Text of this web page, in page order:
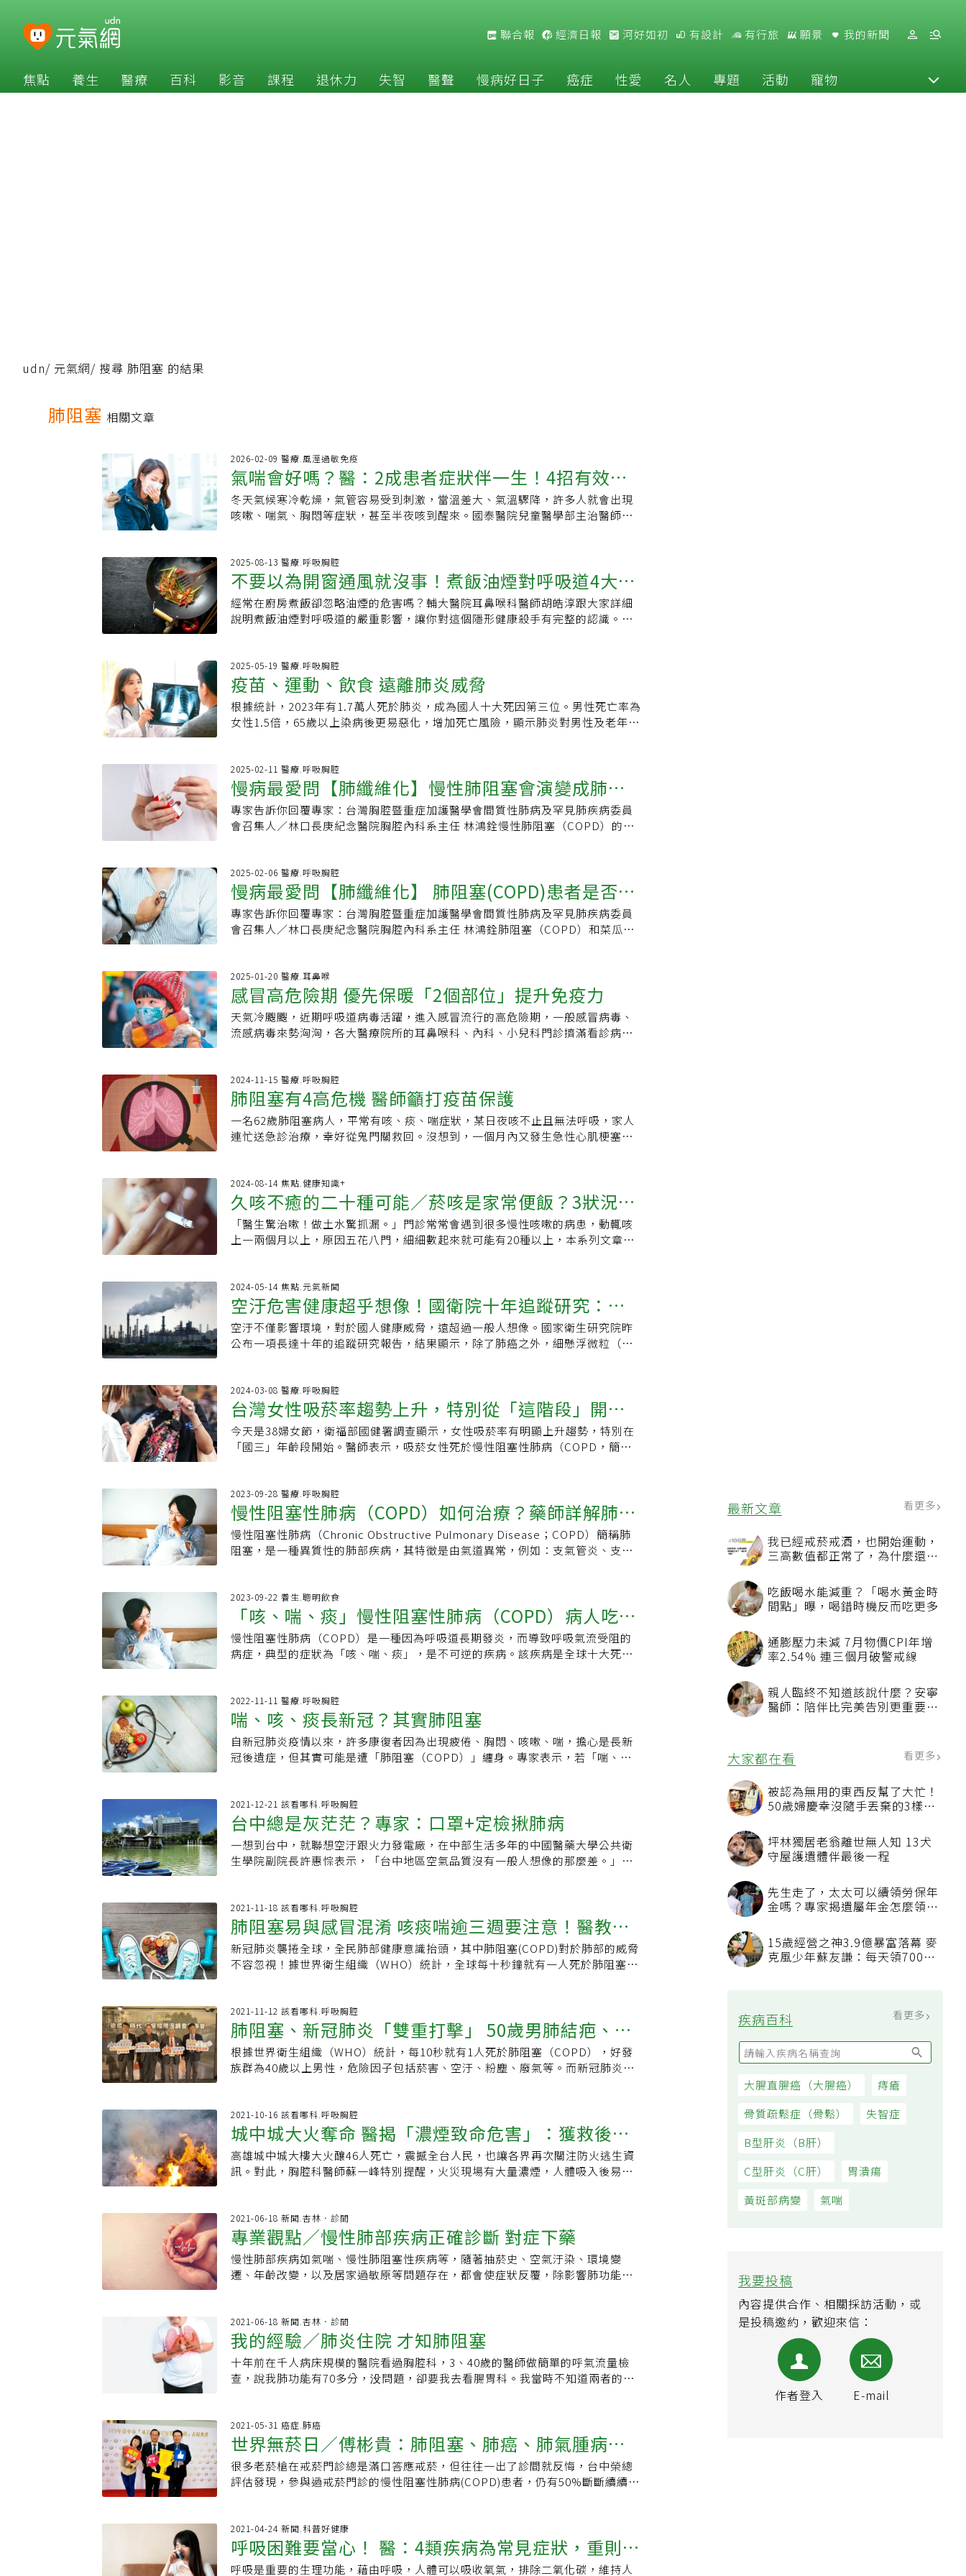
聯合報 經濟日報 河好如初 有設計 有行旅 願景 我的新聞
焦點 養生 醫療 百科 影音 課程 退休力 失智 醫聲 慢病好日子 癌症 性愛 名人 專題 活動 寵物
我已經戒菸戒酒，也開始運動，
三高數值都正常了，為什麼還不
能停藥？
吃飯喝水能減重？「喝水黃金時
間點」曝，喝錯時機反而吃更多
率2.54% 連三個月破警戒線
親人臨終不知道該說什麼？安寧
醫師：陪伴比完美告別更重要，
4句話值得及早說出口
被認為無用的東西反幫了大忙！
50歲婦慶幸沒隨手丟棄的3樣物
品
坪林獨居老翁離世無人知 13犬
守屋護遺體伴最後一程
先生走了，太太可以續領勞保年
金嗎？專家揭遺屬年金怎麼領，
udn/ 元氣網/ 搜尋 肺阻塞 的結果
肺阻塞 相關文章
2026-02-09 醫療.風溼過敏免疫
氣喘會好嗎？醫：2成患者症狀伴一生！4招有效防
氣喘發作
冬天氣候寒冷乾燥，氣管容易受到刺激，當溫差大、氣溫驟降，許多人就會出現
咳嗽、喘氣、胸悶等症狀，甚至半夜咳到醒來。國泰醫院兒童醫學部主治醫師洪
阻塞（COPD）。氣喘會好嗎？二成患者症狀伴一生氣喘是全球最重要的慢性疾
病之一，也是孩童最常見的慢性疾病，逾半患者長大後症狀會減輕或痊癒，但有2
至3成的兒童可能因未治療控制，一輩子都有氣喘問題。洪詩萍指出，氣喘會造成
呼吸道慢性發炎，在不同環境受到刺激而產生過度敏感反應，包括呼吸道平滑肌
收縮、黏膜腫脹、發炎細胞浸潤及發炎物質堆積，氣管吐氣受限而造成呼吸困
14.4%；國中二年級學童為12.4%。洪詩萍強調，氣喘的診斷及治療並不困難，
需要長期管理以達到控制良好，包括疾病正確認知、正確用藥、配合治療、持續
監控等4項重點，才能達到良好的氣喘控制。做到4件事有效防氣喘發作兒童氣喘
的治療，洪詩萍說，目前主要依據全球氣喘臨床照護指引GINA
醫師會依據病童的氣喘症狀嚴重度給予不同的處置策略。不論是成人或兒童氣
喘，要達到良好控制，洪詩萍強調，除了維持正確用藥控制，避免過敏原的接觸
及誘發因素也非常重要。生活中盡量避免接觸過敏原、注意室內及戶外的空氣品
質、忌冰冷及刺激食物、適度規律運動，才能有效減少氣喘發作。需規律用藥定
期回診氣喘的控制目標並非「沒有喘就不是氣喘」，治療目標包括減少日間及夜
保養藥物副作用極低，應在醫師指導下規律用藥，並定期回診追蹤，降低惡化風
險。治療氣喘藥物分3大類1.控制藥物：用於平日的氣管抗發炎控制、預防氣喘發
作及維持良好肺功能。2.緩解藥物：當症狀惡化或急性發作時，迅速改善氣管收
縮及急性發炎狀況。3.嚴重氣喘之附加藥物：改善患者的肺功能和生活品質。
2025-08-13 醫療.呼吸胸腔
不要以為開窗通風就沒事！煮飯油煙對呼吸道4大嚴
重影響 醫教有效保護措施
經常在廚房煮飯卻忽略油煙的危害嗎？輔大醫院耳鼻喉科醫師胡皓淳跟大家詳細
說明煮飯油煙對呼吸道的嚴重影響，讓你對這個隱形健康殺手有完整的認識。什
以及PM2.5細懸浮微粒。這些物質不僅會刺激呼吸道，長期吸入更會對肺部造成
嚴重損害。煮飯油煙對呼吸道的4大嚴重影響1.慢性咳嗽與咽喉炎：長期吸入油煙
會刺激上呼吸道黏膜，導致咽喉持續發炎。許多家庭主婦都有這種經驗：煮完飯
後喉嚨乾癢、不停咳嗽，聲音變得沙啞。油煙中的有害化學物質會破壞咽喉黏膜
的保護屏障，讓細菌更容易入侵，造成反覆感染。2.支氣管炎與氣喘惡化：油煙
油煙中的女性，罹患氣喘的風險比一般人高出3.5倍。3.肺功能衰退與肺阻塞：油
煙中的有毒物質會損害肺泡和支氣管壁，導致肺功能逐漸衰退。長期吸入會造成
肺部纖維化，出現症狀：呼吸困難、胸悶、活動耐力下降。許多從不吸菸的家庭
主婦，卻在中年後出現肺功能下降，油煙就是主要元兇之一。4.肺癌風險大幅增
長期暴露在高濃度油煙環境中的女性，罹患肺癌的風險比一般女性高出2-3倍，即
使她們從不吸菸！油煙的隱藏危險許多人以為只要開窗通風就沒問題，但其實油
煙中的有害物質非常細小，普通的窗戶通風根本無法完全排除。而且油煙會附著
在廚房的牆壁、櫃子、甚至衣物上，形成長期的污染源。預防保護措施如果你經
常在廚房煮飯，建議立即採取以下保護措施：安裝高效能抽油煙機、控制油溫避
功能。記住，廚房油煙的危害絕不亞於二手菸，千萬不要因為習以為常就忽略了
它的嚴重性。保護呼吸道健康，從改善廚房環境開始！(本文出自王竣平醫師臉書
粉絲專頁)
2025-05-19 醫療.呼吸胸腔
疫苗、運動、飲食 遠離肺炎威脅
根據統計，2023年有1.7萬人死於肺炎，成為國人十大死因第三位。男性死亡率為
女性1.5倍，65歲以上染病後更易惡化，增加死亡風險，顯示肺炎對男性及老年人
主要症狀為咳嗽、濃痰、氣促、胸痛，並可能伴隨發燒、寒顫、頭痛、食欲不振
等。部分患者會感到極度疲倦，胸部X光則可見肺部浸潤。高風險族群，包括65歲
以上或5歲以下、患有慢性病，如心臟病、肝病、慢性肺阻塞病、糖尿病等、有嗆
食問題、服用胃酸抑制劑、免疫力低下和認知障礙者，以及有不健康行為如抽菸
和過量飲酒的人。此外，秋冬季節也是呼吸道疾病的高發季節。診斷肺炎需要詳
作為鑑別診斷，有需要也會以胸腔超音波作為輔助診斷。如果懷疑是病毒性肺
炎，還需進行流感快篩和COVID-19快篩。治療方式，包含抗生素、化痰劑、支氣
管擴張劑、止痛退燒藥等。一般抗生素療程5至7天，嚴重病例則需7天以上。若為
病毒感染，則使用抗病毒藥物。醫師亦可能提供氧氣治療，並協助患者以深呼
口罩，減少與有呼吸道症狀者接觸；若有咳嗽或打噴嚏，應以紙巾或手肘遮擋。
戒菸、遠離二手菸及空汙，有助於降低肺炎風險。吞嚥困難者應注意進食姿勢，
避免嗆咳，並維持良好口腔衛生。均衡飲食、攝取足夠蛋白質及規律運動，有助
於提升免疫力。每天散步20至30分鐘，或進行簡易床上運動，皆可增強體力。流
感季節，高風險族群應盡早接種流感及肺炎鏈球菌疫苗。落實預防措施，才能有
2025-02-11 醫療.呼吸胸腔
慢病最愛問【肺纖維化】慢性肺阻塞會演變成肺纖
維化嗎？家人有抽菸，也燒香，會增加肺纖維化機
專家告訴你回覆專家：台灣胸腔暨重症加護醫學會間質性肺病及罕見肺疾病委員
會召集人／林口長庚紀念醫院胸腔內科系主任 林鴻銓慢性肺阻塞（COPD）的正
肺阻塞與肺纖維化兩種疾病的發生部位不一樣，並沒有明確的因果關係，兩者也
不一定互相影響。無論是抽菸、吸二手菸、燒香，或是暴露於空汙環境，都會增
加慢性肺阻塞與肺纖維化的發生機率，也都可能造成兩種疾病惡化，病患可能同
時擁有兩種疾病，一旦因接觸這些風險因子導致疾病惡化，不僅病患的症狀會加
重，生活也會更辛苦。另外，兩種疾病的症狀稍微有點差異，肺纖維化病患通常
提高警覺，當症狀持續三星期以上，須盡快到大醫院接受進一步檢查，以找出真
正原因。【慢病主題館】名家專欄台灣胸腔暨重症加護醫學會台灣胸腔暨重症加
護醫學會關心肺部疾病醫療照護最新資訊，並持續關注全球新興疫情，結合國內
外胸腔病科醫師，致力提高胸腔疾病暨重症醫療之診療、教學與研究水準。官方
步，還能提出問題，也會不定期提供醫療知識，讓我們一起勇敢面對疾病，與肺
纖維化共存！【慢病好日子】糖友早上出門太匆忙，不吃早餐會影響血糖控制
嗎？為什麼洗腎的人會便秘？有什麼助排便的好方法？提供最接近病友真實疑問
的慢病衛教資訊，與您一起好好過慢病日子！ 📍瀏覽專題&gt;&gt;慢病好日子主
題圈 📍觀看影音&gt;&gt;慢病好日子YouTube 📍專屬訂閱&gt;&gt;慢病好日子電
2025-02-06 醫療.呼吸胸腔
慢病最愛問【肺纖維化】 肺阻塞(COPD)患者是否都
是菜瓜布肺，如不是那比例有多少？
專家告訴你回覆專家：台灣胸腔暨重症加護醫學會間質性肺病及罕見肺疾病委員
會召集人／林口長庚紀念醫院胸腔內科系主任 林鴻銓肺阻塞（COPD）和菜瓜布
病發生的部位不一樣，並沒有明確因果關係。但由於上述兩種疾病的風險、惡化
因子很相似，像抽菸、空氣汙染、燒香、病毒感染等，都容易引發肺纖維化、肺
阻塞，或增加疾病惡化風險，因此病患也可能同時得到兩種疾病，共病比例依不
同研究、統計，從8%到67%不等。【慢病主題館】名家專欄台灣胸腔暨重症加護
醫學會台灣胸腔暨重症加護醫學會關心肺部疾病醫療照護最新資訊，並持續關注
肺纖維化（菜瓜布肺） 慢病好日子邀請病友及家屬加入社團，在這不但能了解其
他病友罹病經驗、生活小撇步，還能提出問題，也會不定期提供醫療知識，讓我
們一起勇敢面對疾病，與肺纖維化共存！【慢病好日子】糖友早上出門太匆忙，
不吃早餐會影響血糖控制嗎？為什麼洗腎的人會便秘？有什麼助排便的好方法？
閱&gt;&gt;慢病好日子電子報 📍追蹤加入&gt;&gt;慢病好日子-一起最愛問粉絲團
2025-01-20 醫療.耳鼻喉
感冒高危險期 優先保暖「2個部位」提升免疫力
天氣冷颼颼，近期呼吸道病毒活躍，進入感冒流行的高危險期，一般感冒病毒、
流感病毒來勢洶洶，各大醫療院所的耳鼻喉科、內科、小兒科門診擠滿看診病
邁指出，天冷時人體的確容易遭到感冒病毒或是流感病毒侵襲，兩者傳染途徑都
是經由飛沫與接觸傳染，傳播速度相當快，若感冒病人處在低溫環境時，其體內
的病毒毒性及傳染力都會增加，在農曆春節期間，也易因返鄉人潮，導致疫情升
溫。天冷 影響鼻腔免疫功能常見的感冒是指有上呼吸道症狀的疾病，包括咳嗽、
喉嚨痛、流鼻水等，很少會發燒、全身倦怠等不舒服；流感則是由流感病毒所引
柳雱邁表示，天冷時鼻黏膜因為接觸到冷空氣，鼻腔血管收縮下，會讓鼻黏膜分
泌鼻黏液的功能受到影響，彷彿人體的免疫大軍無法及時抵達現場作戰。他解
釋，鼻黏膜是靠細胞外囊泡吸附外來入侵的病毒，避免病毒攻擊其他細胞，是鼻
腔免疫功能的第一道防線，但因只要細胞外囊泡分泌減少，就會讓免疫功能下
會弱化。過敏 沒處理小心變感冒常過敏的人，免疫系統蠟燭兩頭燒，感冒會比較
嚴重，或是病程較久；反之，若患者沒有過敏威脅要處理時，免疫系統兵力較為
充沛，外來入侵病毒無法長驅直入，較不容易感冒。很多小朋友出現打噴嚏、流
鼻水、鼻子癢等症狀時，讓不少家長無法分辨孩子究竟是過敏還是感冒了。柳雱
邁說，其實往往一開始可能是過敏，但因為沒有得到妥善處理照顧，導致免疫功
空氣，以減少過敏發生的機會，也提升鼻黏膜免疫力，進而預防感冒。柳雱邁
說，一般感冒多為發燒、咳嗽、打噴嚏、流鼻水等症狀，不會直接攻擊心臟，但
感冒也可能引發全身性發炎反應，影響心血管功能，如血壓上升、心搏過快等，
會增加心臟負擔。若是感冒合併心肌炎，則可能攻擊心肌組織，嚴重會導致心臟
2024-11-15 醫療.呼吸胸腔
肺阻塞有4高危機 醫師籲打疫苗保護
一名62歲肺阻塞病人，平常有咳、痰、喘症狀，某日夜咳不止且無法呼吸，家人
連忙送急診治療，幸好從鬼門關救回。沒想到，一個月內又發生急性心肌梗塞險
疾病機率。肺阻塞是一種慢性疾病，且無法根治。柯信國說，肺阻塞病人正面臨
高死亡率、高住院率、高惡化率、高共病率的「四高危機」，建議應從提升疾病
診斷與照護品質著手改善，避免變成嚴重肺阻塞，讓病程進入呼吸衰竭。肺阻塞
應該邁向優化治療品質階段，從疫苗、戒菸、營養、復健等多方面照護介入，降
低四高風險。台灣胸腔暨重症加護醫學會最新「台灣肺阻塞風險暨照護普查」結
險也增加4.4倍，顯示肺阻塞不只是呼吸問題。肺阻塞及心血管疾病雖然是二個不
同系統的疾病，其共同危險因子「吸菸」會加重原本的胸腔問題及心臟病。台灣
胸腔暨重症加護醫學會秘書長周昆達指出，咳、痰、喘甚至胸悶等症狀全部混在
一起時，許多人會以為只是感冒、氣喘或其他呼吸道疾病，忽略心肺發出的警
苗比未接種疫苗的病人，中重度惡化風險降低了13%。建議吸菸、65歲以上長
輩，每年施打流感及肺炎鏈球菌疫苗，減少肺阻塞急性發作。
2024-08-14 焦點.健康知識+
久咳不癒的二十種可能／菸咳是家常便飯？3狀況出
現變肺阻塞！不積極治療肺功能會驟降
「醫生驚治嗽！做土水驚抓漏。」門診常常會遇到很多慢性咳嗽的病患，動輒咳
上一兩個月以上，原因五花八門，細細數起來就可能有20種以上，本系列文章，
科別】建議科別：胸腔內科六十幾歲圓圓壯壯的大塊頭大哥，被隔壁的心臟科醫
師轉過來，原因是他跟心臟科醫師說他咳嗽好幾年了，能不能開個藥給他。這位
大哥有高血壓和糖尿病，平常每天要兩包菸，抽三四十年了。這咳嗽也是老問題
了，他也不以為意，反正抽菸的人哪有不咳兩聲的，菸咳菸咳，加上有點菸痰，
對老菸槍而言是家常便飯。只是最近咳嗽越來越頻繁，咳到胸口有點緊緊的，有
樓梯愈來愈困難仔細詢問起來，這位大哥之前感冒時都會咳很久，有時候胸口還
會聽到有點像吹口哨的高頻哮鳴音。他本身沒有氣喘病史，平常也不覺得喘，只
是爬樓梯時，好像不像以前一樣可以連續爬好幾樓，兩樓後就會有點喘，需要休
息。常常會覺得胸口悶悶癢癢的，不咳一下不舒服。胸部X光檢查上發現他的肺部
pulmonary disease (COPD)，2016年開始簡稱作肺阻塞。很多病人初診斷都不
太懂這是什麼，打個比方，如果糖尿病是胰臟的慢性病，高血壓是心血管的慢性
病，肺阻塞就是肺部的慢性病，需要好好地控制和保養，避免疾病惡化和功能繼
續快速下降。比起高血壓糖尿病未控制的中風心肌梗塞等風險，肺阻塞惡化最明
顯的是造成活動功能下降，生活無法自理的失能狀況。肺阻塞本身是肺部組織暴
球，當然很難再吸更多的氣，導致患者的有效換氣空間減少，而容易覺得呼吸
喘。氣道的慢性發炎，同樣也會導致痰液淤積，咳嗽等症狀。因此，肺阻塞的病
患主要的表現就是：喘、咳、痰。共病互相影響 不積極治療肺功能將快速下降此
外，肺阻塞會和許多慢性病共病並存，包含心臟衰竭、高血壓、骨質疏鬆、糖尿
死亡的風險。因此，在有這些慢性病的患者中，及早偵測共病，良好的治療和控
制，是非常重要的。肺阻塞的治療藥物第一線主要為支氣管擴張劑，目前的主流
治療把吸入性類固醇角色放到比較後線，通常用在有血液中嗜伊紅性白血球偏高
的患者，和反覆發作或控制不佳的患者。支氣管擴張劑使用和氣喘患者有相似的
問題，就是症狀改善後，很多患者就會自動停藥和不再回診，就醫順從性不佳。
容易不知不覺的快速下降，進而影響活動力。肺阻塞後期的患者常會喘到無法生
活自理，連洗澡都要戴氧氣，嚴重時有些病患甚至需要依賴呼吸器生活，每天晚
上都需要使用正壓呼吸器。此外，這些患者比較容易因為感染呼吸衰竭，而需要
插管使用人工呼吸器，最為人知的例子就是董氏基金會的戒菸大使，孫越先生。
症。當年沒人告訴我，現在我告訴你，快把菸戒了吧！太極訓練呼吸吐納 是
COPD患者最適合的運動戒菸也是肺阻塞很重要的一項治療，減少危險因子的暴
露，就可以避免繼續快速惡化。除了戒菸和藥物外，肺部復健對已經有喘症狀的
病患，也可以達到好的生活品質改善和呼吸功能的維持。有證據顯示太極的訓練
和呼吸吐納對肺阻塞的患者是良好的運動，能幫助患者維持功能和改善生活品
極，都是不錯的選擇。（本文經作者授權，原文部落格連結、作者臉書專頁）責
任編輯：葉姿岑 ※ 提醒您：抽菸，有礙健康
2024-05-14 焦點.元氣新聞
空汙危害健康超乎想像！國衛院十年追蹤研究：
PM2.5下降，4大疾病死亡率跟著降
空汙不僅影響環境，對於國人健康威脅，遠超過一般人想像。國家衛生研究院昨
公布一項長達十年的追蹤研究報告，結果顯示，除了肺癌之外，細懸浮微粒（Ｐ
大疾病死亡率也顯著下降國衛院、環境部攜手完成這項研究計畫，研究團隊分析
環境部空氣品質監測資料、衛福部健保資料庫、美兆健康資料庫、內政部死亡統
計資料等本土數據，交叉統計後發現，多種空汙物質暴露與國人死亡及疾病風險
相關。國衛院國家環境醫學研究所研究員陳裕政指出，該研究分析二○○七年至
二○一七年台灣本土空氣品質，以及國人健康狀況，結果發現，ＰＭ二點五濃度
下降，肺癌死亡率下降百分之四點廿六，ＣＯＰＤ下降百分之六點九一，缺血性
心臟病下降百分之六點五六，而中風下降幅度最為明顯，達百分之七點三一。空
汙提高細胞發炎反應 影響器官陳裕政表示，民眾如經常暴露在細懸浮微粒（ＰＭ
二點五）、懸浮微粒（ＰＭ十）、臭氧、二氧化氮、二氧化硫及一氧化碳等空汙
率。國衛院研究也發現，糖尿病患對於ＰＭ二點五相當敏感，如果長期暴露此空
汙中，將出現腎臟過濾功能變差、視網膜病變、蛋白尿增加等三大風險。再者，
空汙還影響肝癌患者存活率，在調整粒狀汙染物、交通汙染物等因子後，肝癌患
者預後、死亡均受到負面影響。此外，比較ＰＭ二點五濃度從卅二微克／立方公
尺，以及廿五微克／立方公尺等兩個環境，生活在空汙較嚴重的老年人，其握力
只要空汙程度下降，健康成本也會跟著下降，在經濟資源有限的狀況下，只要降
至十二點五微克／立方公尺，減量成本、健康成本均將達到最大效益的數值。若
要達到聯合國永續發展目標Green等級，則須減量到年平均十二點一微克／立方
公尺。延伸閱讀📌【護腦】腦中風前兆有哪些？這些症狀快打119，救命關鍵一次
2024-03-08 醫療.呼吸胸腔
台灣女性吸菸率趨勢上升，特別從「這階段」開
始！吸菸致全身所有部位癌症，死於肺阻塞風險高
今天是38婦女節，衛福部國健署調查顯示，女性吸菸率有明顯上升趨勢，特別在
「國三」年齡段開始。醫師表示，吸菸女性死於慢性阻塞性肺病（COPD，簡稱
性人口吸菸率，由2000年16.2%降至2020年7.8%，吸菸率降幅較男性高。國健
署菸害防治組長羅素英指出，台灣18歲以上女性吸菸率有上升趨勢，特別從國三
開始，一直到高三吸菸率皆有微幅上升。北市聯醫中興院區副院長、家醫科醫師
吳岱穎分享，一名77歲女性來到戒菸門診，主訴家人無法忍受她身上的菸味，拒
絕讓她抱孫女、見面聚會，工作與同事接觸時，會飄出濃濃菸味，遭到同事屢勸
菸。吸菸會導致全身所有部位的癌症吳岱穎表示，吸菸會導致全身所有部位的癌
症，包括乳癌、結腸和直腸癌、肺癌、口咽癌、食道癌、胃癌、肝癌、胰臟癌、
子宮頸癌、膀胱癌、腎臟和輸尿管癌、急性骨髓性白血病等；癌症及其他疾病的
死亡率也會因為吸菸而增加。吸菸會造成皮膚老化、牙齒變黃外，還可能影響睡
菸行為，都是慢性阻塞性肺病的危險因子，且罹患冠心病的風險加倍。什麼是慢
性阻塞肺病？慢性阻塞性肺病是一種因為呼吸道長期發炎，而導致呼吸氣流受阻
的病症，典型的症狀為「咳、喘、痰」，且是一種不可逆的疾病。慢性阻塞性肺
病屬於國內十大死因之一，更是全球第四大死因。想看更多→元氣百科 慢性阻塞
性肺病羅素英表示，「社會支持」為戒菸過程中最重要的動力，影響女性是否能
元戒菸服務，免收戒菸輔助用藥部分負擔費用，全國超過3500家醫事機構或撥打
戒菸專線（0800-636363），可接受專業醫療協助。 ※ 提醒您：抽菸，有礙健康
(責任編輯：葉姿岑)
2023-09-28 醫療.呼吸胸腔
慢性阻塞性肺病（COPD）如何治療？藥師詳解肺阻
塞的藥物治療，降低急性惡化率及嚴重度
慢性阻塞性肺病（Chronic Obstructive Pulmonary Disease；COPD）簡稱肺
阻塞，是一種異質性的肺部疾病，其特徵是由氣道異常，例如：支氣管炎、支氣
戰，其中90％的死亡發生在低收入和中等收入國家。2012年有超過300萬人因慢
性阻塞性肺病而死亡，佔全球總死亡人數的6％。確診為肺阻塞後的藥物治療介紹
一旦診斷為COPD後，會進一步執行肺阻塞綜合評估，以判斷疾病的嚴重程度，
作為治療的依據。以往將綜合評估的結果分為ABCD四個組別，2023年全球慢性
阻塞性肺病倡議組織（Global Initiative for Chronic Obstructive Lung
中度惡化或大於一次導致入院的惡化即歸類為E組，如此可以更方便醫師評估急性
惡化的病人，快速擬訂治療方針。GOLD 2023治療指引也因應新的評估結果分組
給予COPD藥物治療的建議，依給藥途徑可分為吸入劑及口服藥物，並以吸入型
藥物為主要的治療選擇。吸入型藥物可以分為支氣管擴張劑和類固醇，支氣管擴
處方單一成分或是合併不同成分一起使用。COPD藥物治療－口服藥物乙二型交
感神經刺激劑（β2 agonists）乙二型交感神經刺激劑的主要作用是通過刺激β2受
體，放鬆呼吸道平滑肌，對支氣管收縮產生拮抗作用。此類藥物分為短效
（SABA）和長效（LABA）。短效劑型的作用通常持續4至6小時，可以做為急性
發作時的用藥。長效劑型的作用持續時間為12小時或更長，可以顯著改善肺功
藥物也有短效（SAMA）和長效（LAMA）之分。短效抗膽鹼藥物可以做為急性發
作時的用藥，長效劑型則可以改善病人的肺功能，減輕症狀及急性惡化，改善生
活品質以及降低死亡率。吸入型類固醇（Inhaled corticosteroids；ICS）吸入
型類固醇直接局部作用在呼吸道平滑肌上，降低發炎反應，減少呼吸道的黏液分
功能及生活品質。需特別注意，使用含有類固醇的吸入劑，在使用完畢時應漱
口。COPD藥物治療－吸入劑治療COPD的藥物以吸入劑為主，因此正確的使用
吸入劑才能達到最佳的治療效果。吸入劑的裝置類型可以分為：乾粉吸入劑
(DPI)、定量噴霧吸入劑(MDI)、緩釋型氣霧吸入劑(SMI)、吸入用膠囊劑。乾粉吸
入劑(DPI)和吸入用膠囊劑(不可吞服，須依指示放入裝置中刺破)無須按壓裝置，
易利達）、Relvar Ellipta（潤娃易利達）、Symbicort Turbuhaler（吸必擴都
保）、Trelegy Ellipta（肺樂喜易利達）；吸入用膠囊劑則有Seebri
Breezhaler（吸補力吸入膠囊）。定量噴霧吸入劑(MDI)、緩釋型氣霧吸入劑
(SMI)需要在按壓裝置的同時吸入藥品，病人需要進行緩慢且深度的吸氣，適合手
量噴霧吸入劑(MDI)現有： Berotec N（備勞喘）、BeroDual N（備喘全）、
Bevespi（必肺宜）、Foster（肺舒坦）、Seretide（使肺泰）、Trimbow（喘
寶）；緩釋型氣霧吸入劑(SMI)則有：Spiolto Respimat（適倍樂舒沛噴）、
Striverdi Respimat（適維樂舒沛噴）、Spiriva Respimat（適喘樂舒沛噴）。
使用吸入劑治療的目的除了可以減輕症狀，減緩肺部功能下降速率，也能降低急
指示服藥，不得自行停藥。若是醫師替您更換了藥品，特別是吸入劑裝置不同
時，應當熟知使用方法。每一種吸入劑類型的注意事項皆有差異，若是有相關的
用藥及操作問題，皆可向藥師詢問。除了藥物治療外，COPD尚有許多重要的非
藥物治療措施。導致COPD主要是暴露在吸菸的環境和吸入空氣污染的有毒顆粒
和氣體，因此戒菸十分重要，可諮詢家庭醫學部尋求戒菸服務。定期疫苗注射也
白喉非細胞性百日咳混合疫苗。以上均與穩定期肺阻塞的病程進展和生活品質息
息相關，慢性阻塞性肺病既可以預防也可以治療，期望大家都能遠離疾病，呼吸
無阻。延伸閱讀：．肺功能檢測到底在測什麼？醫：出現喘、咳等呼吸道症狀就
該測．為何慢性阻塞性肺病更該運動？COPD患者應避免哪些運動？．「咳、
喘、痰」慢性阻塞性肺病病人吃什麼？6飲食原則補足營養責任編輯：陳學梅
2023-09-22 養生.聰明飲食
「咳、喘、痰」慢性阻塞性肺病（COPD）病人吃什
麼？6飲食原則補足營養
慢性阻塞性肺病（COPD）是一種因為呼吸道長期發炎，而導致呼吸氣流受阻的
病症，典型的症狀為「咳、喘、痰」，是不可逆的疾病。該疾病是全球十大死因
有一人罹患慢性阻塞性肺病。慢性阻塞性肺病患者容易有肌少症、免疫功能下降
等狀況發生，是營養不良的高風險族群，元氣網整理慢性阻塞性肺病患者的飲食
原則、常見進食問題之飲食對策，進而改善免疫能力及生活品質。慢性阻塞性肺
病患6飲食原則慢性阻塞性肺病(COPD)病人常因喘不過氣、痰黏液過度分泌、咳
嗽、過量空氣腹脹等問題，讓身體熱量消耗增加，造成進食障礙。長期攝取不足
可避免體重減輕及肌肉流失而導致病情惡化，改善免疫能力及生活品質。1.飲食
宜少量多餐：飲食不要一次吃很多，盡量少量多餐，以避免餐後腹脹導致呼吸困
難。2.每日攝取適當熱量：平常體重公斤 x 30大卡，為每日的建議攝取熱量。．
體重較輕病人(BMI27)應考慮限制飲食來控制體重，以減輕呼吸肌的負擔。3.攝取
佳的病人，應由醫師或營養師評估蛋白質攝取量。．動物性蛋白質來源：豬、
雞、魚、蛋、牛、內臟類、乳製品等。．植物性蛋白質來源：黃豆及其製品 (豆
干、豆腐、豆腸、素雞等) 。4.攝取足夠的水分：適度補足水分以避免排痰困難、
脫水及便秘。避免攝取濃茶、咖啡及酒等刺激性飲料。每天水分建議如下：．18-
60歲成人：每公斤體重 x 35毫升．60歲以上成人：每公斤體重 x 30毫升若有心臟
注意不要攝取過多膳食纖維，可能導致脹氣而引發呼吸困難。飲食小提醒，牙口
不好者，可將蔬菜切細碎、烹調時間拉長等方式增加蔬菜攝取、將水果打成果泥
食用(保留果渣，不要過濾)，盡量攝取原型水果，避免市售果汁。6.補充口服營養
品：若患者有熱量攝取不足、營養不良情況，可依醫師或營養師指示補充口服營
炎，如鮭魚、鯖魚、秋刀魚、鮪魚、鱈魚、堅果類、亞麻仁、菜籽油等。3. 維生
素 A、C、E可緩和疾病急性發作及相關症狀並提升肺功能，如肉類、蛋、肝臟、
深綠色蔬菜、胡蘿蔔、木瓜、柑橘、鮮奶等(A)；蔬菜類、水果類等(C)；植物油
(橄欖油、紅花籽油、亞麻仁油等)、堅果類、蛋黃等(E)。4. 支鏈胺基酸(BCAA)可
能有助於改善全身的蛋白質合成和代謝狀況，如黃豆製品、瘦肉、魚類、家禽
補充品(建議諮詢營養師)。肺阻塞病人常見進食問題之飲食對策食慾不振、厭食飲
食對策：．保持良好的口腔衛生．提供色、香、味俱全的食物以增加食慾．供應
高熱量高蛋白的濃縮型食物．少量多餐，切勿一次大量進食．使用促進食慾的藥
物．適當活動，改善消化情形．必要時以口服營養品補充熱量或利用管灌食，給
板，肘置放桌上、上身前傾，充份利用輔助肌並能預防嗆食．進食期間若發生呼
吸困難，可先休息直到舒服再繼續進食腹脹、便秘飲食對策：．避免食用易產氣
食物，如洋蔥、甘藍或豆類．勿張口呼吸，進食時不要講話，以免吸入過多氣
體．適度增加活動量，以促進腸胃蠕動．攝取流體、溫和等容易排空的食物．攝
取適量的纖維質和水果，以預防便秘．必要時可依醫囑給予軟便劑或消脹氣藥物
了嗎。90%的慢性阻塞性肺病，都是由吸菸或接觸二手菸而引起，因此戒菸及遠
離二手菸是預防及治療COPD最經濟有效的方法。延伸閱讀：．肺功能檢測到底
在測什麼？醫：出現喘、咳等呼吸道症狀就該測．肺阻塞易與感冒混淆，咳痰喘
逾三週要注意！醫教一招檢測肺功能．印表機也傷肺！「這群人」超過七成不知
道肺健康正在被侵害參考資料：．高雄榮總醫訊－肺阻塞病人常見的進食問題及
充．國醫藥大學附設醫院-慢性阻塞性肺病病人飲食原則
2022-11-11 醫療.呼吸胸腔
喘、咳、痰長新冠？其實肺阻塞
自新冠肺炎疫情以來，許多康復者因為出現疲倦、胸悶、咳嗽、喘，擔心是長新
冠後遺症，但其實可能是遭「肺阻塞（COPD）」纏身。專家表示，若「喘、
灣胸腔暨重症加護醫學會理事長王鶴健說，近期有不少民眾因確診新冠康復後，
症狀持續太久或變嚴重，就醫檢查才意外確診為肺阻塞，但這時肺功能通常多已
嚴重受損，建議民眾在家可用「一分鐘登階」進行自我檢測，若無法於一分鐘內
爬30階，宜盡快前往胸腔內科做進一步檢查。根據台灣健保資料庫顯示，肺阻塞
病友急性惡化住院的死亡率為4%，年齡愈大及共病愈多的病友住院死亡率較高，
察、消防員等，他們常覺得「喘、咳、痰」是老症狀，因而忽視其嚴重性。台灣
胸腔暨重症加護醫學會公共事務組委員醫師蘇茂昌分享，一名63歲有氣喘史的林
姓患者，菸齡超過40年，但未定期檢測肺功能，三年前在家因為喘到無法呼吸而
來到門診，檢驗後直接匡列為嚴重型肺阻塞，在短時間內經歷了二次緊急插管，
培養正確的肺部保健觀念，並鼓勵高危險族群每年定期追蹤肺功能。
2021-12-21 該看哪科.呼吸胸腔
台中總是灰茫茫？專家：口罩+定檢揪肺病
一想到台中，就聯想空汙跟火力發電廠，在中部生活多年的中國醫藥大學公共衛
生學院副院長許惠悰表示，「台中地區空氣品質沒有一般人想像的那麼差。」以
得大幅改善。為何還是存在著「台中空氣品質不佳與空氣汙染嚴重」的印象？大
部分民眾認知的觀點，是來自於空氣中的「能見度」，根據中國醫藥大學公共衛
生學系研究，ＰＭ2.5與能見度不佳之間的關聯性，僅占百分之五十成因，其他因
素則與大氣結構、溼度等息息相關。台中市環保局局長陳宏益說，台中空汙成因
複雜，研究發現，火力發電、六輕工業、移動式汙染以及氣候與地形等，使得台
推動「藍天白雲空汙治理計畫」，監督空氣品質變化，近來已獲成效，ＰＭ2.5平
均值去年已明顯下降，自從該計畫推動以來，平均值去年已降至符合國家環境標
準，創下歷年新低，更是六都第一。台中市長盧秀燕發表在「二○二一台中市自
願檢視報告」（ＶＬＲ）中，環保的部份，訂定十四項指標及十二項計畫，針對
讓大型工廠空汙無所遁形」，陳宏益說到，五月監測系統發現，大里工業區某鑄
造廠異常排煙，環保署派員至現場稽查採樣，發現粒狀物超標，依空汙法裁罰十
萬元，並限期改善。市府團隊於二○一六年至二○二○年間完成為期三階段的環
境調查及健康風險評估，針對空氣ＰＭ2.5及揮發性有機物、重金屬等致癌物進行
調查，是台中市整體大氣環境的第一部完整背景調查報告。依調查結果、排放量
略。護肺首重個人健康管理許惠悰也肯定台中市政府持續推動火力發電廠降載措
施。他建議，保護肺部健康，民眾最好的方法就是戴口罩，在疫情期間民眾養成
戴口罩習慣，希望能持續下去，即使疫情趨緩，還是應該有所警覺，只要空氣品
質指數變差，就應出外就應戴口罩，且經常替換。
2021-11-18 該看哪科.呼吸胸腔
肺阻塞易與感冒混淆 咳痰喘逾三週要注意！醫教
「一分鐘登階」檢測肺功能
新冠肺炎襲捲全球，全民肺部健康意識抬頭，其中肺阻塞(COPD)對於肺部的威脅
不容忽視！據世界衛生組織（WHO）統計，全球每十秒鐘就有一人死於肺阻塞，
「一分鐘登階」自我檢測肺功能，若一分鐘無法爬完80階階梯（約四層樓），且
合併持續三週以上的咳、痰、喘症狀，則可能有肺阻塞風險，建議盡快至醫療院
所就醫安排X光及肺功能檢查，確保肺部健康。 肺阻塞如同身處廢氣中 及早就醫
延緩肺功能下降 台灣胸腔暨重症加護醫學會理事暨台大醫院內科部王鶴健理事長
表示，肺阻塞疾病照護在政府及學會推廣疾病衛教及肺阻塞之整合型照護計劃
發展「一分鐘登階」評估肺阻塞風險，今年更邀請民眾票選具象化視覺，最終以
「肺阻塞如同隨時身處在汽機車廢氣中，讓人喘不過氣」讓民眾最有感，提醒大
家只要有相關症狀應立即就醫檢查。 以為只是單純老化？你認識肺阻塞嗎？ 台灣
胸腔暨重症加護醫學會公共事務召集人、台大醫院內科加護病房暨呼吸照護中心
重、不會影響日常生活，甚至視為年紀增長的正常現象。 由於肺阻塞初期較無明
顯症狀，甚至容易和一般感冒混淆，但感冒的症狀並不會持續出現；此外因應疫
情期間大家有配戴口罩的習慣，在日常運動、走路、爬樓梯都可能會有戴不住口
罩的問題，而肺阻塞患者因肺功能相對較差，配戴口罩時較一般人更容易出現頭
暈、頭痛等症狀，導致難以長期配戴口罩。 一分鐘登階＋咳痰喘初步評估 遠離
個月內死亡率更高達20%。現行肺阻塞診斷主要以肺功能機器進行檢測，較耗時
且需專業人員操作，為了幫助肺功能篩檢能更為普及，學會目前正積極發展肺阻
塞簡易篩檢方式，希望找出更多早期患者，及早介入治療。鼓勵平時透過「一分
鐘登階」進行自我肺功能檢測，若一分鐘無法爬完80階階梯(約四層樓)，且合併
議盡快至醫療院所適當科別檢查 30-50階：可能是肺阻塞中度風險族群，請持續
注意肺部健康 50-80階：是肺阻塞低風險族群，請繼續往超越80階邁進 《延伸閱
讀》 ．喘咳痰3周當心肺阻塞避免肺功能惡化醫：及早就醫、正確用藥是關鍵 ．
咳、痰、喘小心肺阻塞？1分鐘自我測試肺功能好壞 以上新聞文字、照片皆屬
《今健康》版權所有，非授權合作媒體，禁止任何網站、媒體、論壇引用及改
2021-11-12 該看哪科.呼吸胸腔
肺阻塞、新冠肺炎「雙重打擊」 50歲男肺結疤、戴
鼻管
根據世界衛生組織（WHO）統計，每10秒就有1人死於肺阻塞（COPD），好發
族群為40歲以上男性，危險因子包括菸害、空汙、粉塵、廢氣等。而新冠肺炎肆
完整接種新冠疫苗，降低重症死亡機率。11月17日為世界肺阻塞日，國民健康署
攜手台灣胸腔暨重症加護醫學會，舉辦「每年近5000人慢性肺阻塞疾病死亡 立即
戒菸 遠離咳、痰、喘」記者會。台灣胸腔暨重症加護醫學會理事長、台大癌醫中
心副院長王鶴健表示，根據統計，國人40歲以上肺阻塞盛行率約6.1%至9.5%，
但就診率僅2.1%，仍有許多潛在患者流連在外。2021年「後疫情時代咳痰喘」調
成的人沒有尋求醫療資源，認為症狀沒有影響日常生活、年紀大很正常。台灣胸
腔暨重症加護醫學會公共事務召集人、台大醫院內科加護病房暨呼吸照護中心主
任古世基表示，肺阻塞初期較無明顯症狀，容易和一般感冒混淆，但感冒症狀不
會持續出現。肺阻塞患者因肺功能較差，戴口罩更容易頭暈、頭痛，更容易
多、風險高。台灣胸腔暨重症加護醫學會呼吸道疾病委員、彰化基督教醫院副院
長林慶雄指出，肺部功能一旦損傷，幾乎無法逆轉，且肺阻塞發生重度急性惡化
時，兩個月內死亡率高達20％。古世基表示，一名66歲退休病患，過去為了應酬
每天2包菸，菸齡超過20年，退休後出現咳、痰、喘症狀，尤其天氣變化呼吸更急
促，運動、生活日常嚴重影響，就醫診斷為肺阻塞合併過敏體質，透過藥物、肺
發時確診，他本身肺阻塞輕微，但確診新冠一周後呼吸衰竭，送急診插管進加護
病房，經2周治療後拔管，肺部仍結疤、纖維化，即便出院，一活動仍容易掉血氧
到85%，低於最低正常值90%，這類患者需門診、肺復原協助復健，也建議家中
準備血氧偵測儀，若血氧過低需戴氧氣鼻管，絕不可能恢復到過往狀態。王鶴健
症狀，可能有肺阻塞風險，建議盡快到醫療院所就醫，安排X光及肺功能檢查。林
慶雄說，依照患者風險程度給予整合性照護，以藥物與非藥物治療（如戒菸、營
養補充、運動、肺復原運動）雙廣齊下，維持患者肺功能。古世基表示，以國際
2021-10-16 該看哪科.呼吸胸腔
城中城大火奪命 醫揭「濃煙致命危害」：獲救後也
要注意
高雄城中城大樓大火釀46人死亡，震撼全台人民，也讓各界再次關注防火逃生資
訊。對此，胸腔科醫師蘇一峰特別提醒，火災現場有大量濃煙，人體吸入後易導
城大樓，14日凌晨發生嚴重火災，共計造成46人死亡、41人輕重傷。高雄市消防
局長李清秀說明，造成嚴重傷亡的主要關鍵包含發生在凌晨時段、低樓層有許多
玻璃帷幕、住戶多為弱勢長輩等，而罹難者致命原因，則多為濃煙嗆傷所致。針
對火場濃煙危害，蘇一峰在臉書發文表示，待在火災現場時，人容易吸入大量濃
煙，進而造成急性肺部損傷，引起缺氧風險。他說明，原理在於滾燙的濃煙可能
他也特別提醒，若民眾遭遇火災後幸運獲救，由於同樣吸入許多濃煙，後續須密
切注意自身的肺部功能，觀察有無肺阻塞、肺纖維化，或是肺癌的發生，避免錯
失治療的黃金時間。
2021-06-18 新聞.杏林．診間
專業觀點／慢性肺部疾病正確診斷 對症下藥
慢性肺部疾病如氣喘、慢性肺阻塞性疾病等，隨著抽菸史、空氣汙染、環境變
遷、年齡改變，以及居家過敏原等問題存在，都會使症狀反覆，除影響肺功能
目。透過肺功能檢查，除了可以評估病患現有肺部的功能受限位置外，同時也了
解對支氣管擴張劑的治療反應，協助醫師做臨床診斷。肺功能的檢查通常視病患
嚴重度，大約三到六個月檢查一次。而胸部X光片的影像，也可以讓醫師了解問題
所在，進一步對症下藥。有許多共同疾病會干擾本身的氣喘疾病控制，例如胃酸
逆流、睡眠呼吸中止、慢性肺阻塞等，都會因為病患的不同生理狀況而有影響。
齡問題導致肺功能下降，但此時和氣喘的小氣管發炎不盡相同，而可能伴隨著大
氣管的軟化或肺氣腫等。呼吸中止更是造成大量未經調節的空氣進入呼吸道，此
時自然會造成胸悶等症狀，更進一步惡化氣喘控制。當氣管結構長期被破壞，同
時沒有解決氣管發炎的原因，就會造成病患後期出現肺炎等併發症。除了氣喘的
2021-06-18 新聞.杏林．診間
我的經驗／肺炎住院 才知肺阻塞
十年前在千人病床規模的醫院看過胸腔科，3、40歲的醫師做簡單的呼氣流量檢
查，說我肺功能有70多分，没問題，卻要我去看腸胃科。我當時不知道兩者的關
60%。經過檢查，醫師詳細解釋說，因為我的生活緊張、有胃食道逆流及對灰塵
過敏，因此引發肺阻塞。之後我每天早晚使用氣管擴張消炎劑，有次感冒，到小
兒感染科診所，醫師做簡單的尖峰呼氣流量檢查，認為正常，但我心中納悶。後
來胸腔科回診年度檢查，並買了尖峰呼氣流速計，才知其中差異。專業的胸腔科
肺功能檢查，可判斷到是小氣管阻塞嚴重，尖峰呼氣流量只是一般的呼氣，只做
非採用廠商訂的一般值來看。當時肺炎只發燒三天，吃藥退燒，醫師開了住院
單，要我自己受不了時再住院，身旁的人都認為没發燒不必住院，但上班一周後
還是不舒服，雖没發燒仍決定住院，醫師說，「再晚就可能敗血症了」，所以發
2021-05-31 癌症.肺癌
世界無菸日／傅彬貴：肺阻塞、肺癌、肺氣腫病變
都與吸菸有關
很多老菸槍在戒菸門診總是滿口答應戒菸，但往往一出了診間就反悔，台中榮總
評估發現，參與過戒菸門診的慢性阻塞性肺病(COPD)患者，仍有50%斷斷續續在
年，他說，傳統的戒菸模式是由醫院開設戒菸門診，只能被動的等候病人上門，
或是由胸腔科轉介有需要的患者到戒菸門診，但他在胸腔內科收治患者的經驗發
現，戒菸門診功的成功率不高。「因為戒菸門診的患者不會回診，不然就是半途
2021-04-24 新聞.科普好健康
呼吸困難要當心！ 醫：4類疾病為常見症狀，重則有
呼吸是重要的生理功能，藉由呼吸，人體可以吸收氧氣，排除二氧化碳，維持人